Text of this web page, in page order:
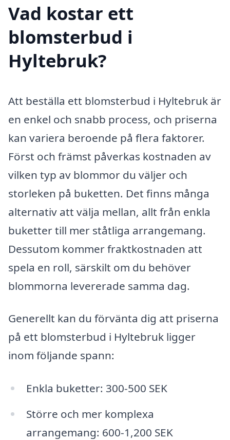
Vad kostar ett
blomsterbud i
Hyltebruk?
Att beställa ett blomsterbud i Hyltebruk är
en enkel och snabb process, och priserna
kan variera beroende på flera faktorer.
Först och främst påverkas kostnaden av
vilken typ av blommor du väljer och
storleken på buketten. Det finns många
alternativ att välja mellan, allt från enkla
buketter till mer ståtliga arrangemang.
Dessutom kommer fraktkostnaden att
spela en roll, särskilt om du behöver
blommorna levererade samma dag.
Generellt kan du förvänta dig att priserna
på ett blomsterbud i Hyltebruk ligger
inom följande spann:
Enkla buketter: 300-500 SEK
Större och mer komplexa
arrangemang: 600-1,200 SEK